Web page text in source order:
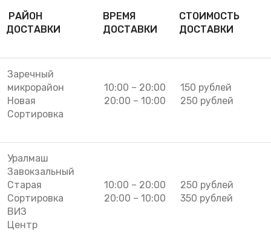
РАЙОН
ДОСТАВКИ
ВРЕМЯ
ДОСТАВКИ
СТОИМОСТЬ
ДОСТАВКИ
Заречный
микрорайон
Новая
Сортировка
10:00 – 20:00
20:00 – 10:00
150 рублей
250 рублей
Уралмаш
Завокзальный
Старая
Сортировка
ВИЗ
Центр
10:00 – 20:00
20:00 – 10:00
250 рублей
350 рублей